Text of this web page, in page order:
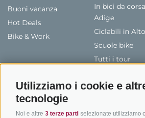
Utilizziamo i cookie e
tecnologie
Noi e altre 3 terze parti selezionate utilizziamo
INFO UTILI
Buoni vacanza
Hot Deals
Bike & Work
In bici da
Adige
Ciclabili in
Scuole bike
Tutti i tour